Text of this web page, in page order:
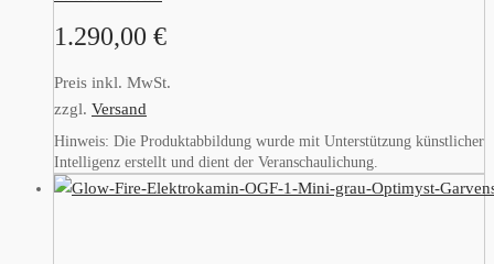
1.290,00 €
Preis inkl. MwSt.
zzgl. Versand
Hinweis: Die Produktabbildung wurde mit Unterstützung künstlicher
Intelligenz erstellt und dient der Veranschaulichung.